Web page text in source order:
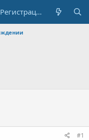
Регистрация
#1